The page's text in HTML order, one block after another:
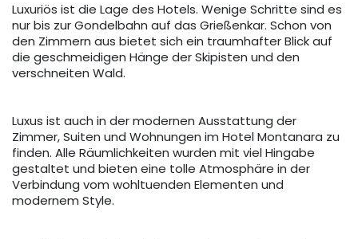
Luxuriös ist die Lage des Hotels. Wenige Schritte sind es
nur bis zur Gondelbahn auf das Grießenkar. Schon von
den Zimmern aus bietet sich ein traumhafter Blick auf
die geschmeidigen Hänge der Skipisten und den
verschneiten Wald.
Luxus ist auch in der modernen Ausstattung der
Zimmer, Suiten und Wohnungen im Hotel Montanara zu
finden. Alle Räumlichkeiten wurden mit viel Hingabe
gestaltet und bieten eine tolle Atmosphäre in der
Verbindung vom wohltuenden Elementen und
modernem Style.